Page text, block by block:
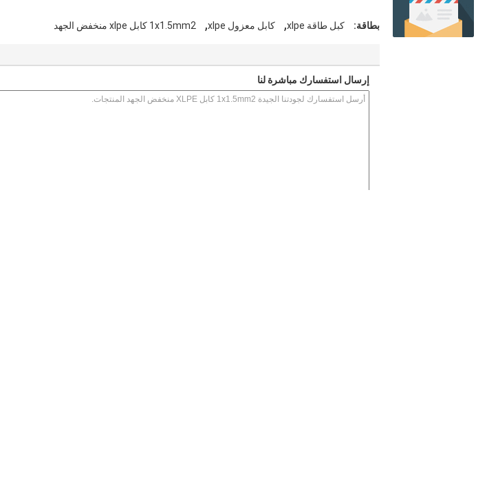
بطاقة: كبل طاقة xlpe , كابل معزول xlpe , 1x1.5mm2 كابل xlpe منخفض الجهد
إرسال استفسارك مباشرة لنا